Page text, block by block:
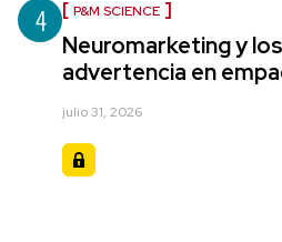
4 P&M SCIENCE
Neuromarketing y
advertencia en
julio 31, 2026